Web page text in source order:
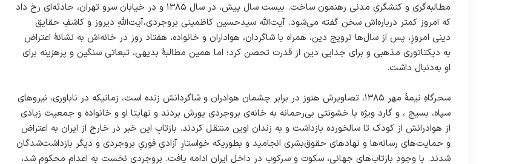
مطالبه‌گری و کنشگریِ مدنی رهنمون ساخت. بیست سال پیش، در سال ۱۳۸۵ و در خیابان سرو تهران، حادثه‌ای رخ داد
که امروز کمتر درباره‌اش سخن گفته می‌شود. آیت‌الله سیدحسین کاظمینی بروجردی،آیت‌اللهِ دیروز و کاشفِ حقایق
دینی امروزِ، پس از سال‌ها ترویج دین، همراه با شاگردان، هواداران و خانواده، هفتاد روز در خانه‌اش به نشانهٔ اعتراض
به دیکتاتوری مذهبی و برای جدایی دین از قدرت تحصن کرد؛ اما همین مطالبهٔ بدیهی، تبعاتی سنگین و پرهزینه برای
او به‌دنبال داشت.
سحرگاهِ نیمهٔ مهر ۱۳۸۵، تصاویرش هنوز در برابر چشمان هوادران و شاگردانش زنده است، زمانیکه در ناباوری، نیروهای
سپاه، بسیج ، و گارد ویژه با خشونتی بی‌رحمانه به خانه‌ی بروجردی یورش بردند و نهایتا او و خانواده و جمعیت زیادی
از هوادرانش از کودک تا سالخورده بازداشت و به زندان اوین منتقل کردند. بازتابِ این خبر در خارج از ایران به اعتراض‌
و حمایت‌های رسانه‌ها و نهادهای حقوق‌بشری انجامید و بطوریکه خواستارِ آزادیِ فوریِ بروجردی و دیگر بازداشت‌شدگان
شدند. با وجودِ بازتاب‌های جهانی، سکوت و سرکوب در داخل ایران ادامه یافت. بروجردی نخست به اعدام محکوم شد،